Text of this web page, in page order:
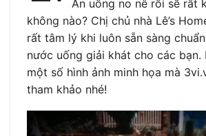
Ăn uống no nê rồi sẽ rất
không nào? Chị chủ nhà Lê’s
rất tâm lý khi luôn sẵn sàng
nước uống giải khát cho các bạn.
một số hình ảnh minh họa mà
tham khảo nhé!